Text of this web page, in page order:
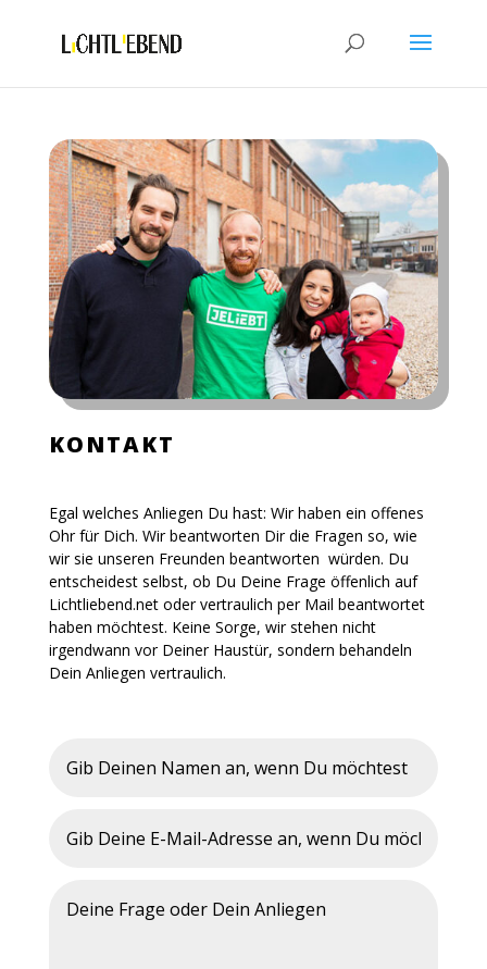
KONTAKT
Egal welches Anliegen Du hast: Wir haben ein offenes
Ohr für Dich. Wir beantworten Dir die Fragen so, wie
wir sie unseren Freunden beantworten würden. Du
entscheidest selbst, ob Du Deine Frage öffenlich auf
Lichtliebend.net oder vertraulich per Mail beantwortet
haben möchtest. Keine Sorge, wir stehen nicht
irgendwann vor Deiner Haustür, sondern behandeln
Dein Anliegen vertraulich.